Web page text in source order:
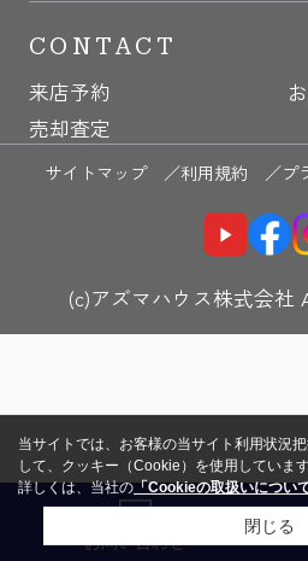
CONTACT
来店予約
売却査定
サイトマップ ／利用規約 ／プ
(c)アズマハウス株式会社
お問い合わせ
当サイトでは、お客様の当サイト利用状況
して、クッキー（Cookie）を使用しています
詳しくは、当社の「Cookieの取扱いについ
閉じる